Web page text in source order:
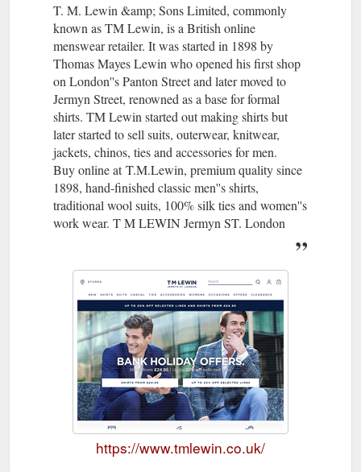
T. M. Lewin &amp; Sons Limited, commonly
known as TM Lewin, is a British online
menswear retailer. It was started in 1898 by
Thomas Mayes Lewin who opened his first shop
on London''s Panton Street and later moved to
Jermyn Street, renowned as a base for formal
shirts. TM Lewin started out making shirts but
later started to sell suits, outerwear, knitwear,
jackets, chinos, ties and accessories for men.
Buy online at T.M.Lewin, premium quality since
1898, hand-finished classic men''s shirts,
traditional wool suits, 100% silk ties and women''s
work wear. T M LEWIN Jermyn ST. London
https://www.tmlewin.co.uk/